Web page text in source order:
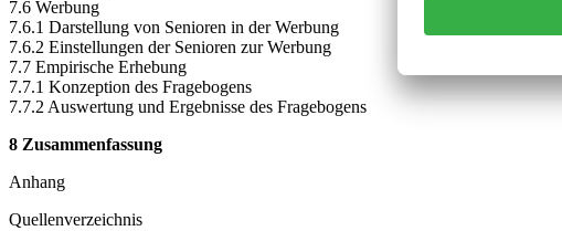
7.6 Werbung
7.6.1 Darstellung von Senioren in der Werbung
7.6.2 Einstellungen der Senioren zur Werbung
7.7 Empirische Erhebung
7.7.1 Konzeption des Fragebogens
7.7.2 Auswertung und Ergebnisse des Fragebogens
8 Zusammenfassung
Anhang
Quellenverzeichnis